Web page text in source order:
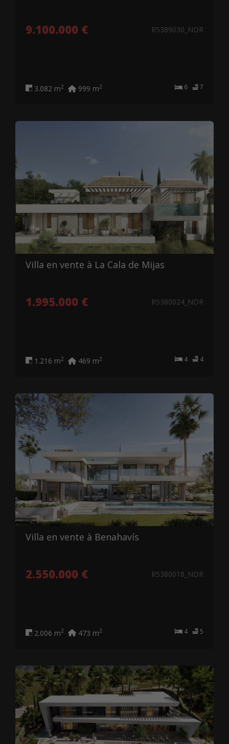
9.100.000 € R5389030_NDR
6 7
3.082 m2 999 m2
Villa en vente à La Cala de Mijas
1.995.000 € R5380024_NDR
4 4
1.216 m2 469 m2
Villa en vente à Benahavís
2.550.000 € R5380018_NDR
4 5
2.006 m2 473 m2